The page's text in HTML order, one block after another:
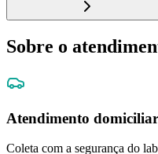
Sobre o
Atendimento domiciliar
Coleta com a segurança do